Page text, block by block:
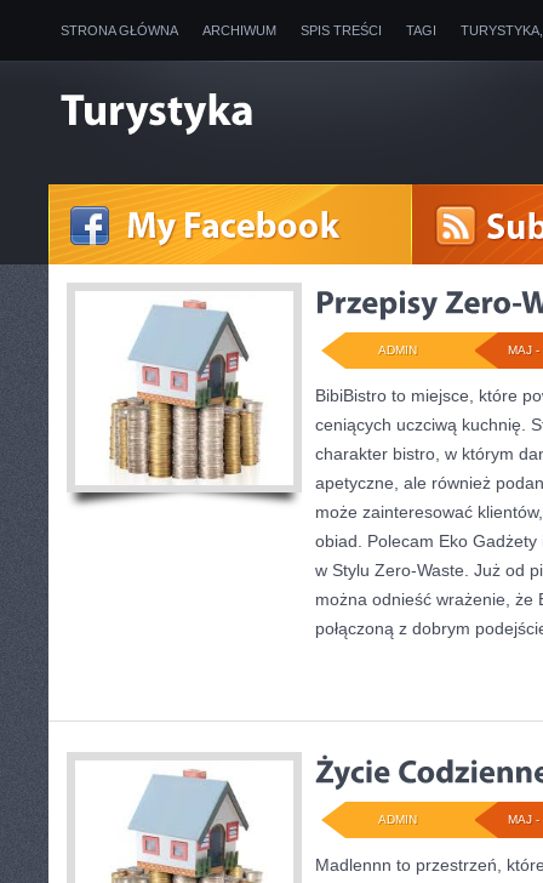
STRONA GŁÓWNA ARCHIWUM SPIS TREŚCI TAGI
MAJ -
ADMIN
BibiBistro to miejsce, które
ceniących uczciwą kuchnię.
charakter bistro, w którym
apetyczne, ale również
może zainteresować
obiad. Polecam Eko
w Stylu Zero-Waste. Już od
można odnieść wrażenie, że
połączoną z dobrym
MAJ -
ADMIN
Madlennn to przestrzeń,